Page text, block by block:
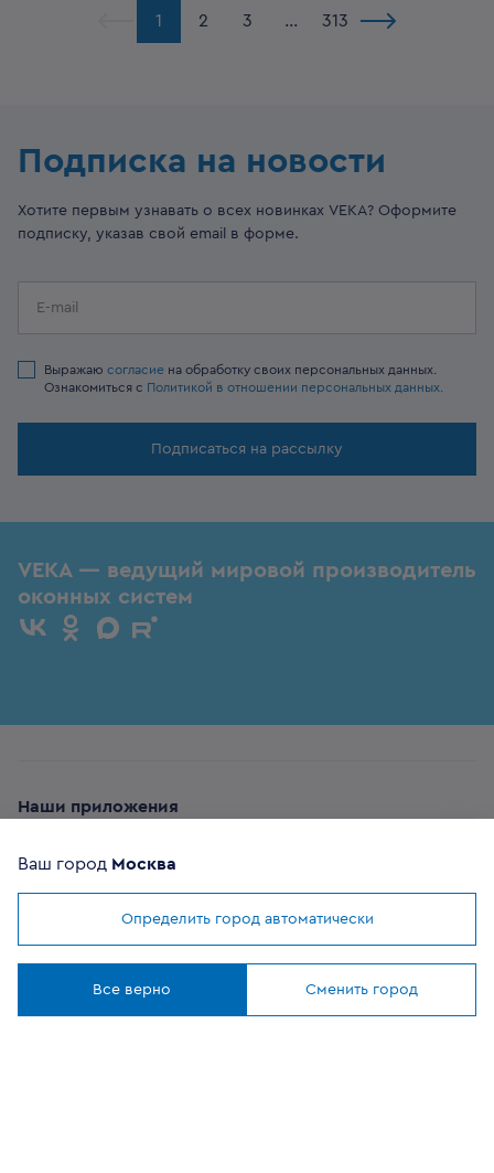
1 2 3 ... 313
Подписка на новости
Хотите первым узнавать о всех новинках VEKA? Оформите
подписку, указав свой email в форме.
Выражаю согласие на обработку своих персональных данных.
Ознакомиться с Политикой в отношении персональных данных.
Подписаться на рассылку
Мы используем cookies
VEKA — ведущий мировой производитель
оконных систем
Наши приложения
Ваш город Москва
Определить город автоматически
Все верно Сменить город